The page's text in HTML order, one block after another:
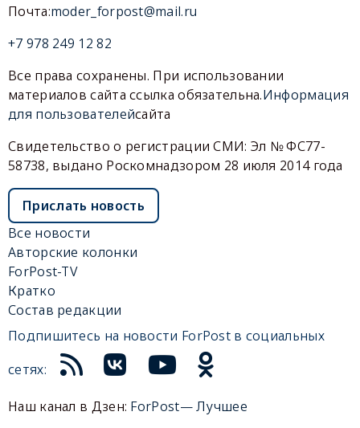
Почта:moder_forpost@mail.ru
+7 978 249 12 82
Все права сохранены. При использовании
материалов сайта ссылка обязательна.Информация
для пользователейсайта
Свидетельство о регистрации СМИ: Эл № ФС77-
58738, выдано Роскомнадзором 28 июля 2014 года
Прислать новость
Все новости
Авторские колонки
ForPost-TV
Кратко
Состав редакции
Подпишитесь на новости ForPost в социальных
сетях:
Наш канал в Дзен: ForPost— Лучшее